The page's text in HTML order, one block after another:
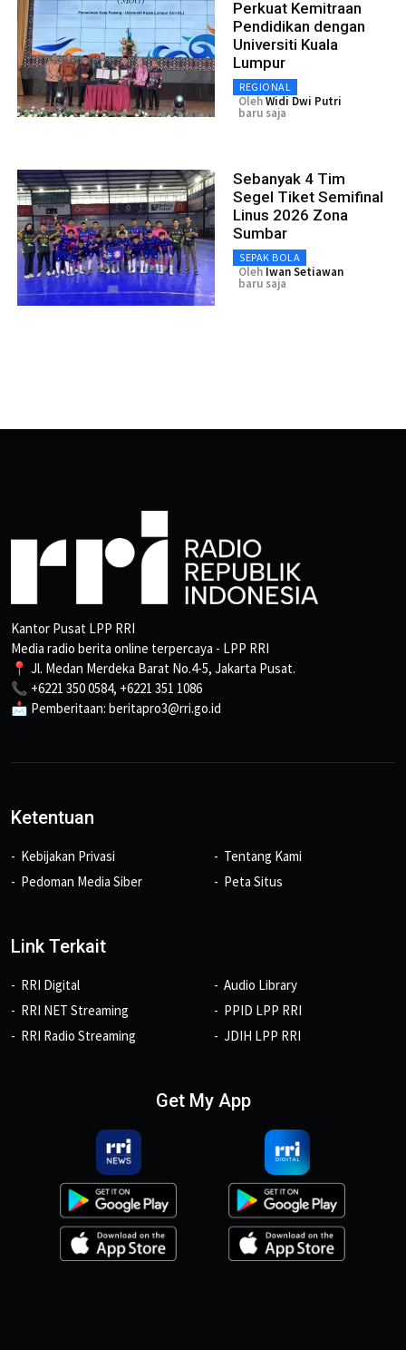
Perkuat Kemitraan
Pendidikan dengan
Universiti Kuala
Lumpur
REGIONAL
OlehWidi Dwi Putri
baru saja
Sebanyak 4 Tim
Segel Tiket Semifinal
Linus 2026 Zona
Sumbar
SEPAK BOLA
Oleh Iwan Setiawan
baru saja
Kantor Pusat LPP RRI
Media radio berita online terpercaya - LPP RRI
📍 Jl. Medan Merdeka Barat No.4-5, Jakarta Pusat.
📞 +6221 350 0584, +6221 351 1086
📩 Pemberitaan: beritapro3@rri.go.id
Ketentuan
Kebijakan Privasi
Pedoman Media Siber
Tentang Kami
Peta Situs
Link Terkait
RRI Digital
RRI NET Streaming
RRI Radio Streaming
Audio Library
PPID LPP RRI
JDIH LPP RRI
Get My App